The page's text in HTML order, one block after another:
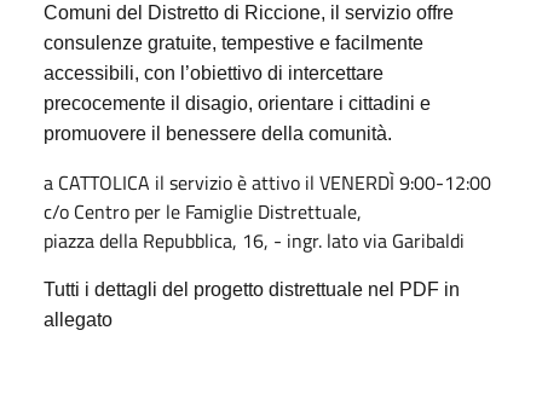
Comuni del Distretto di Riccione, il servizio offre
consulenze gratuite, tempestive e facilmente
accessibili, con l’obiettivo di intercettare
precocemente il disagio, orientare i cittadini e
promuovere il benessere della comunità.
a CATTOLICA il servizio è attivo il VENERDÌ 9:00-12:00
c/o Centro per le Famiglie Distrettuale,
piazza della Repubblica, 16, - ingr. lato via Garibaldi
Tutti i dettagli del progetto distrettuale nel PDF in
allegato